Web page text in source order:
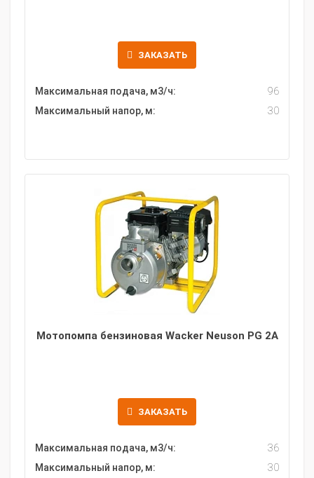
ЗАКАЗАТЬ
Максимальная подача, м3/ч:
96
Максимальный напор, м:
30
Мотопомпа бензиновая Wacker Neuson PG 2A
ЗАКАЗАТЬ
Максимальная подача, м3/ч:
36
Максимальный напор, м:
30